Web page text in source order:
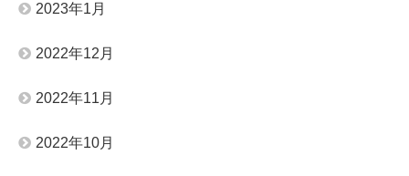
2023年1月
2022年12月
2022年11月
2022年10月